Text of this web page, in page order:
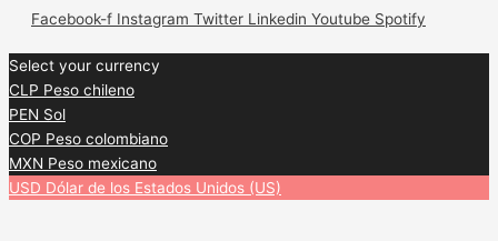
Facebook-f Instagram Twitter Linkedin Youtube Spotify
Select your currency
CLP Peso chileno
PEN Sol
COP Peso colombiano
MXN Peso mexicano
USD Dólar de los Estados Unidos (US)